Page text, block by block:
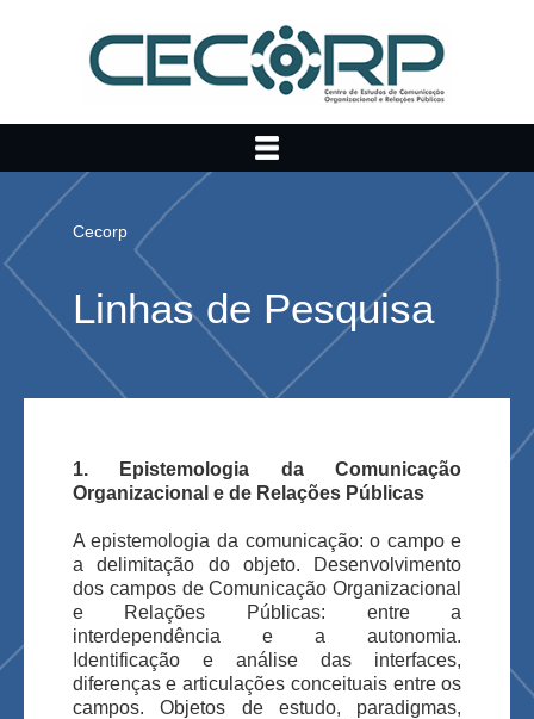
Cecorp
Linhas de Pesquisa
1. Epistemologia da Comunicação
Organizacional e de Relações Públicas
A epistemologia da comunicação: o campo e
a delimitação do objeto. Desenvolvimento
dos campos de Comunicação Organizacional
e Relações Públicas: entre a
interdependência e a autonomia.
Identificação e análise das interfaces,
diferenças e articulações conceituais entre os
campos. Objetos de estudo, paradigmas,